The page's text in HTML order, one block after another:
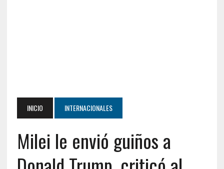
INICIO INTERNACIONALES
Milei le envió guiños a